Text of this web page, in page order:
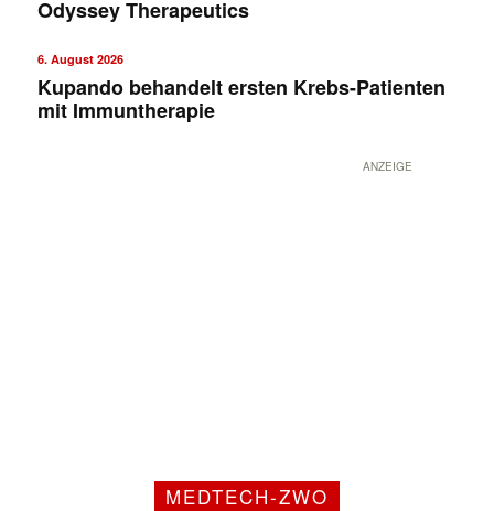
Odyssey Therapeutics
6. August 2026
Kupando behandelt ersten Krebs-Patienten
mit Immuntherapie
ANZEIGE
MEDTECH-ZWO